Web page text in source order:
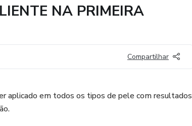
NA PRIMEIRA
Compartilhar
aplicado em todos os tipos de pele com resultados